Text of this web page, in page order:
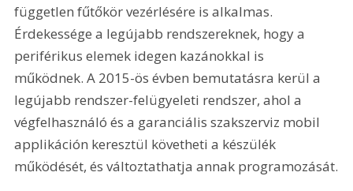
független fűtőkör vezérlésére is alkalmas.
Érdekessége a legújabb rendszereknek, hogy a
periférikus elemek idegen kazánokkal is
működnek. A 2015-ös évben bemutatásra kerül a
legújabb rendszer-felügyeleti rendszer, ahol a
végfelhasználó és a garanciális szakszerviz mobil
applikáción keresztül követheti a készülék
működését, és változtathatja annak programozását.